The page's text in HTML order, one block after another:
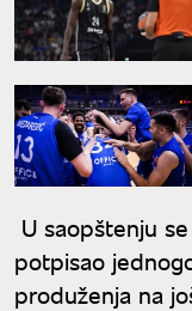
U saopštenju
potpisao
produženja na